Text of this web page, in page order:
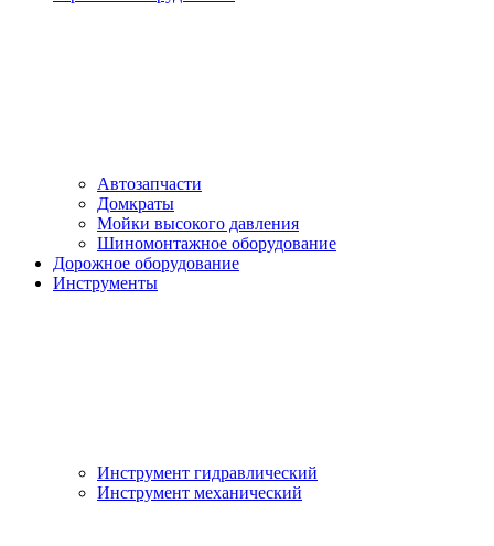
Автозапчасти
Домкраты
Мойки высокого давления
Шиномонтажное оборудование
Дорожное оборудование
Инструменты
Инструмент гидравлический
Инструмент механический